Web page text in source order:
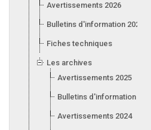
Avertissements 2026
Bulletins d'information 2026
Fiches techniques
Les archives
Avertissements 2025
Bulletins d'information 2025
Avertissements 2024